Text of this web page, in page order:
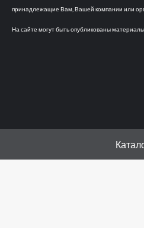
принадлежащие Вам, Вашей компании или
На сайте могут быть опубликованы